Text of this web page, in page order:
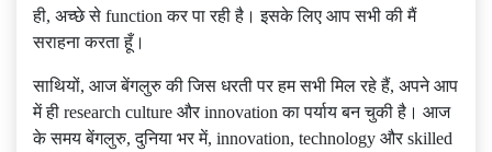
ही, अच्छे से function कर पा रही है। इसके लिए आप सभी की मैं
सराहना करता हूँ।
साथियों, आज बेंगलुरु की जिस धरती पर हम सभी मिल रहे हैं, अपने आप
में ही research culture और innovation का पर्याय बन चुकी है। आज
के समय बेंगलुरु, दुनिया भर में, innovation, technology और skilled